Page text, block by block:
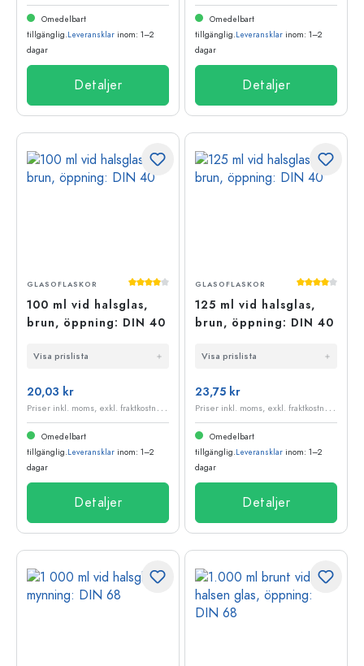
Omedelbart
tillgänglig.Leveransklar inom: 1–2
dagar
Detaljer
Omedelbart
tillgänglig.Leveransklar inom: 1–2
dagar
Detaljer
Genomsnittligt betyg på 4 av 5 stjärnor
GLASOFLASKOR
100 ml vid halsglas,
brun, öppning: DIN 40
Visa prislista
20,03 kr
P
riser inkl. moms, exkl. fraktkostnader
Omedelbart
tillgänglig.Leveransklar inom: 1–2
dagar
Detaljer
GLASOFLASKOR
125 ml vid halsglas,
brun, öppning: DIN 40
Visa prislista
23,75 kr
P
riser inkl. moms, exkl. fraktkostnader
Omedelbart
tillgänglig.Leveransklar inom: 1–2
dagar
Detaljer